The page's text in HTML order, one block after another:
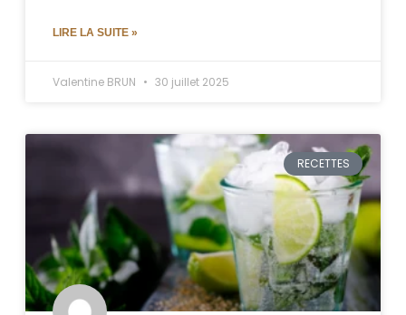
LIRE LA SUITE »
Valentine BRUN 30 juillet 2025
RECETTES